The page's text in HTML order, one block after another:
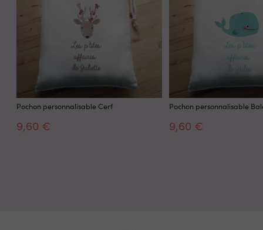
Pochon personnalisable Cerf
9,60 €
Pochon personnalisable
9,60 €